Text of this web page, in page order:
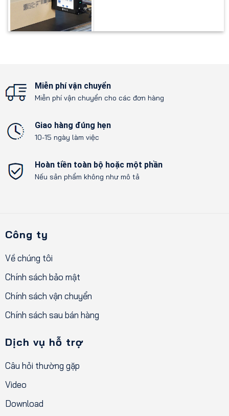
Miễn phí vận chuyển
Miễn phí vận chuyển cho các đơn hàng
Giao hàng đúng hẹn
10-15 ngày làm việc
Hoàn tiền toàn bộ hoặc một phần
Nếu sản phẩm không như mô tả
Công ty
Về chúng tôi
Chính sách bảo mật
Chính sách vận chuyển
Chính sách sau bán hàng
Dịch vụ hỗ trợ
Câu hỏi thường gặp
Video
Download